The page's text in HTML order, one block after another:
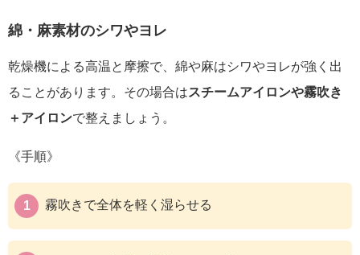
綿・麻素材のシワやヨレ
乾燥機による高温と摩擦で、綿や麻はシワやヨレが強く出
ることがあります。その場合はスチームアイロンや霧吹き
＋アイロンで整えましょう。
《手順》
霧吹きで全体を軽く湿らせる